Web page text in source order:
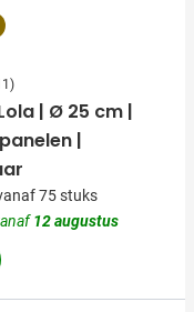
| Ø 25 cm |
|
75 stuks
12 augustus